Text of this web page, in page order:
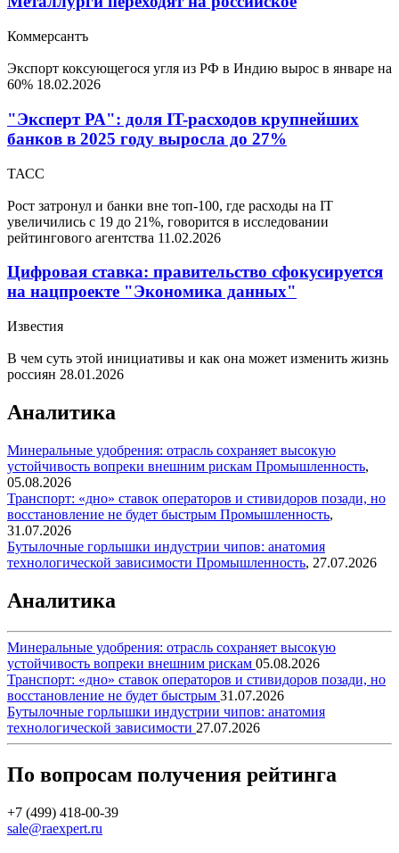
Коммерсантъ
Экспорт коксующегося угля из РФ в Индию вырос в январе на
60% 18.02.2026
"Эксперт РА": доля IT-расходов крупнейших
банков в 2025 году выросла до 27%
ТАСС
Рост затронул и банки вне топ-100, где расходы на IT
увеличились с 19 до 21%, говорится в исследовании
рейтингового агентства 11.02.2026
Цифровая ставка: правительство сфокусируется
на нацпроекте "Экономика данных"
Известия
В чем суть этой инициативы и как она может изменить жизнь
россиян 28.01.2026
Аналитика
Минеральные удобрения: отрасль сохраняет высокую
устойчивость вопреки внешним рискам Промышленность,
05.08.2026
Транспорт: «дно» ставок операторов и стивидоров позади, но
восстановление не будет быстрым Промышленность,
31.07.2026
Бутылочные горлышки индустрии чипов: анатомия
технологической зависимости Промышленность, 27.07.2026
Аналитика
Минеральные удобрения: отрасль сохраняет высокую
устойчивость вопреки внешним рискам 05.08.2026
Транспорт: «дно» ставок операторов и стивидоров позади, но
восстановление не будет быстрым 31.07.2026
Бутылочные горлышки индустрии чипов: анатомия
технологической зависимости 27.07.2026
По вопросам получения рейтинга
+7 (499) 418-00-39
sale@raexpert.ru